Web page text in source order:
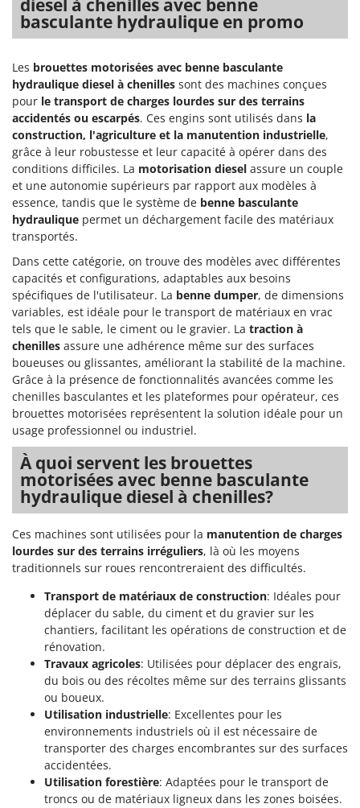
Machines pour la transformation des fruits
Machines sous vide
Motoculteurs
Motofaucheuses
Motopompes pour irrigation
Moulins à céréales électriques
Moulins à farine
N
Nettoyeurs et Balais à vapeur
Nettoyeurs haute pression
Nettoyeurs tapis, moquettes et tapisseries
P
Peignes vibreurs et Secoueurs à olives
Pelles rétros pour tracteur
Perches Élagueuses
Pétrins à Spirale
Piscines
Planteuses de pommes de terre pour tracteur
Plateaux de coupe pour tracteur
Plumeuses
Pompes d'irrigation à tracteur
Pompes de transfert
Pompes immergées électriques
Poussoirs à saucisse
Presses à pellets
Pressoirs à fruits
Pressoirs à Raisin
Pulvérisateurs
Pulvérisateurs portés
Rafraîchisseurs d'air par évaporation
Famur
FARMER
FBC
Ferrari Group
Ferroni
Ferrua
FIAC
FIEM
Fimar
FINI
Fiorentini
Fiskars
Flymo
Fontana Forni
Forest Master
Francini
G
G3 Ferrari
Gardena
Garofalo
GeoTech
GeoTech Pro
Gierre
Ginko - MGM
Gipeco
Girmi
GRAEF
Gre
GreenBay
Greenworks
GRIFO
GVS
GYS
diesel à chenilles avec benne
basculante hydraulique en promo
Les brouettes motorisées avec benne basculante
hydraulique diesel à chenilles sont des machines conçues
pour le transport de charges lourdes sur des terrains
accidentés ou escarpés. Ces engins sont utilisés dans la
construction, l'agriculture et la manutention industrielle,
grâce à leur robustesse et leur capacité à opérer dans des
conditions difficiles. La motorisation diesel assure un couple
et une autonomie supérieurs par rapport aux modèles à
essence, tandis que le système de benne basculante
hydraulique permet un déchargement facile des matériaux
transportés.
Dans cette catégorie, on trouve des modèles avec différentes
capacités et configurations, adaptables aux besoins
spécifiques de l'utilisateur. La benne dumper, de dimensions
variables, est idéale pour le transport de matériaux en vrac
tels que le sable, le ciment ou le gravier. La traction à
chenilles assure une adhérence même sur des surfaces
boueuses ou glissantes, améliorant la stabilité de la machine.
Grâce à la présence de fonctionnalités avancées comme les
chenilles basculantes et les plateformes pour opérateur, ces
brouettes motorisées représentent la solution idéale pour un
usage professionnel ou industriel.
À quoi servent les brouettes
motorisées avec benne basculante
hydraulique diesel à chenilles?
Ces machines sont utilisées pour la manutention de charges
lourdes sur des terrains irréguliers, là où les moyens
traditionnels sur roues rencontreraient des difficultés.
Transport de matériaux de construction: Idéales pour
déplacer du sable, du ciment et du gravier sur les
chantiers, facilitant les opérations de construction et de
rénovation.
Travaux agricoles: Utilisées pour déplacer des engrais,
du bois ou des récoltes même sur des terrains glissants
ou boueux.
Utilisation industrielle: Excellentes pour les
environnements industriels où il est nécessaire de
transporter des charges encombrantes sur des surfaces
accidentées.
Utilisation forestière: Adaptées pour le transport de
troncs ou de matériaux ligneux dans les zones boisées.